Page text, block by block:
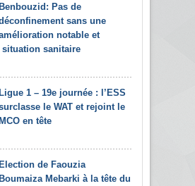
Benbouzid: Pas de
sans une
notable et
sanitaire
Ligue 1 – 19e journée : l’ESS
le WAT et rejoint le
MCO en tête
Election de Faouzia
Boumaiza Mebarki à la tête du